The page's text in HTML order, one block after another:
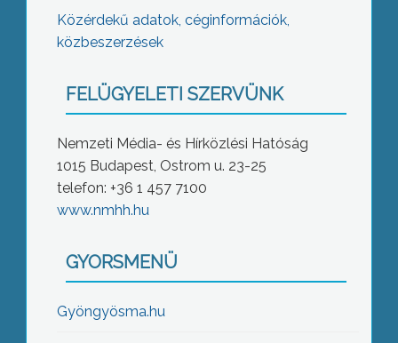
Közérdekű adatok, céginformációk,
közbeszerzések
FELÜGYELETI SZERVÜNK
Nemzeti Média- és Hírközlési Hatóság
1015 Budapest, Ostrom u. 23-25
telefon: +36 1 457 7100
www.nmhh.hu
GYORSMENÜ
Gyöngyösma.hu